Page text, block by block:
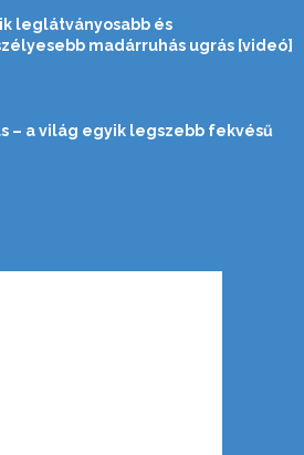
leglátványosabb és
madárruhás ugrás [videó]
– a világ egyik legszebb fekvésű